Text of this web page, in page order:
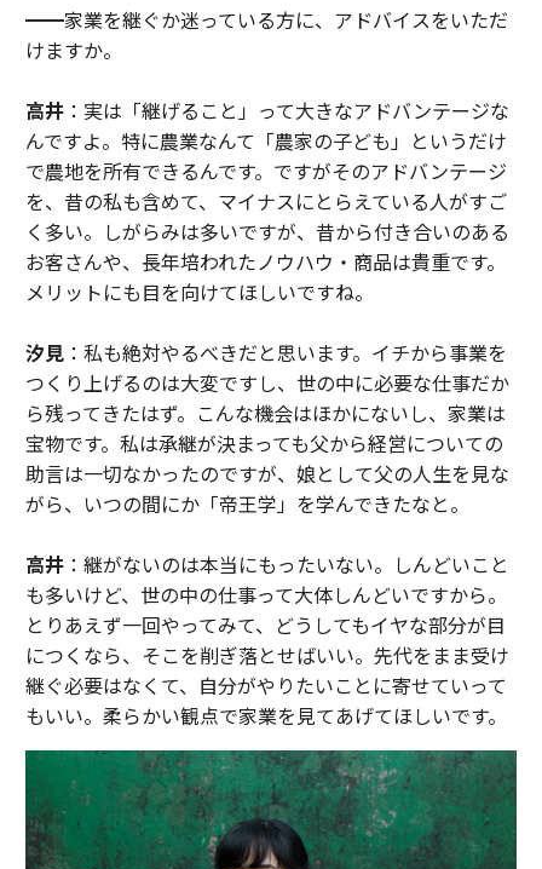
━━家業を継ぐか迷っている方に、アドバイスをいただ
けますか。
高井：実は「継げること」って大きなアドバンテージな
んですよ。特に農業なんて「農家の子ども」というだけ
で農地を所有できるんです。ですがそのアドバンテージ
を、昔の私も含めて、マイナスにとらえている人がすご
く多い。しがらみは多いですが、昔から付き合いのある
お客さんや、長年培われたノウハウ・商品は貴重です。
メリットにも目を向けてほしいですね。
汐見：私も絶対やるべきだと思います。イチから事業を
つくり上げるのは大変ですし、世の中に必要な仕事だか
ら残ってきたはず。こんな機会はほかにないし、家業は
宝物です。私は承継が決まっても父から経営についての
助言は一切なかったのですが、娘として父の人生を見な
がら、いつの間にか「帝王学」を学んできたなと。
高井：継がないのは本当にもったいない。しんどいこと
も多いけど、世の中の仕事って大体しんどいですから。
とりあえず一回やってみて、どうしてもイヤな部分が目
につくなら、そこを削ぎ落とせばいい。先代をまま受け
継ぐ必要はなくて、自分がやりたいことに寄せていって
もいい。柔らかい観点で家業を見てあげてほしいです。